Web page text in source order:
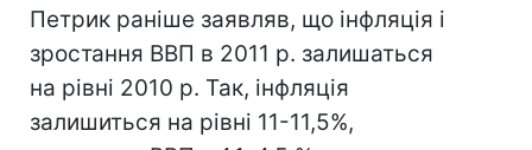
Петрик раніше заявляв, що інфляція і
зростання ВВП в 2011 р. залишаться
на рівні 2010 р. Так, інфляція
залишиться на рівні 11-11,5%,